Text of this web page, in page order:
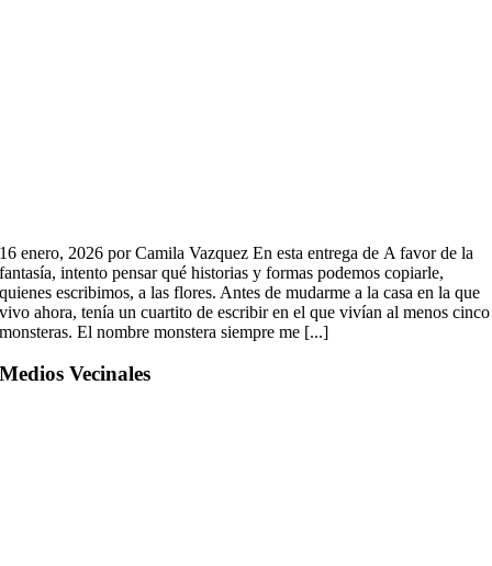
16 enero, 2026 por Camila Vazquez En esta entrega de A favor de la
fantasía, intento pensar qué historias y formas podemos copiarle,
quienes escribimos, a las flores. Antes de mudarme a la casa en la que
vivo ahora, tenía un cuartito de escribir en el que vivían al menos cinco
monsteras. El nombre monstera siempre me [...]
Medios Vecinales